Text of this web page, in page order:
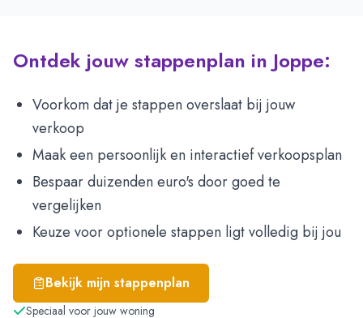
Ontdek jouw stappenplan in Joppe:
Voorkom dat je stappen overslaat bij jouw
verkoop
Maak een persoonlijk en interactief verkoopsplan
Bespaar duizenden euro's door goed te
vergelijken
Keuze voor optionele stappen ligt volledig bij jou
Bekijk mijn stappenplan
Speciaal voor jouw woning